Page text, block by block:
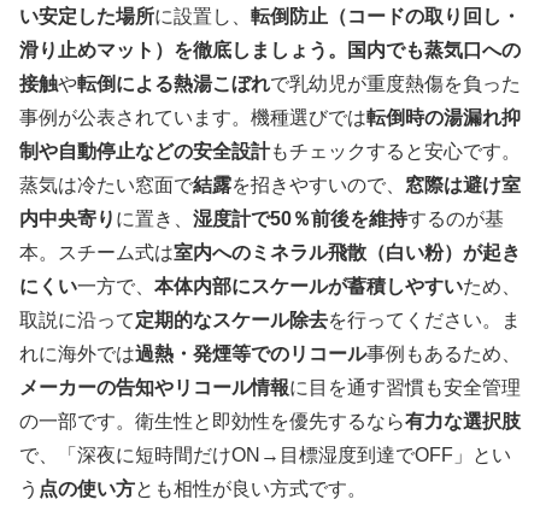
い安定した場所に設置し、 転倒防止（コードの取り回し・
滑り止めマット）を徹底しましょう。国内でも蒸気口への
接触や転倒による熱湯こぼれで乳幼児が重度熱傷を負った
事例が公表されています。機種選びでは転倒時の湯漏れ抑
制や自動停止などの安全設計もチェックすると安心です。
蒸気は冷たい窓面で結露を招きやすいので、 窓際は避け室
内中央寄り に置き、 湿度計で50％前後を維持するのが基
本。スチーム式は室内へのミネラル飛散（白い粉）が起き
にくい一方で、 本体内部にスケールが蓄積しやすいため、
取説に沿って定期的なスケール除去を行ってください。ま
れに海外では過熱・発煙等でのリコール事例もあるため、
メーカーの告知やリコール情報に目を通す習慣も安全管理
の一部です。衛生性と即効性を優先するなら有力な選択肢
で、「深夜に短時間だけON→目標湿度到達でOFF」とい
う 点の使い方とも相性が良い方式です。